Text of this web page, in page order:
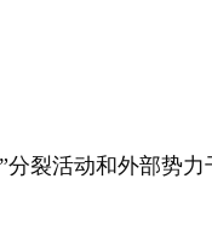
裂活动和外部势力